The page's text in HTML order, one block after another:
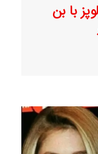
با بن